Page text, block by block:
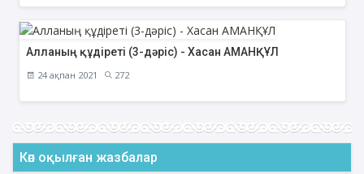
Алланың құдіреті (3-дәріс) - Хасан АМАНҚҰЛ
24 ақпан 2021 272
Көп оқылған жазбалар